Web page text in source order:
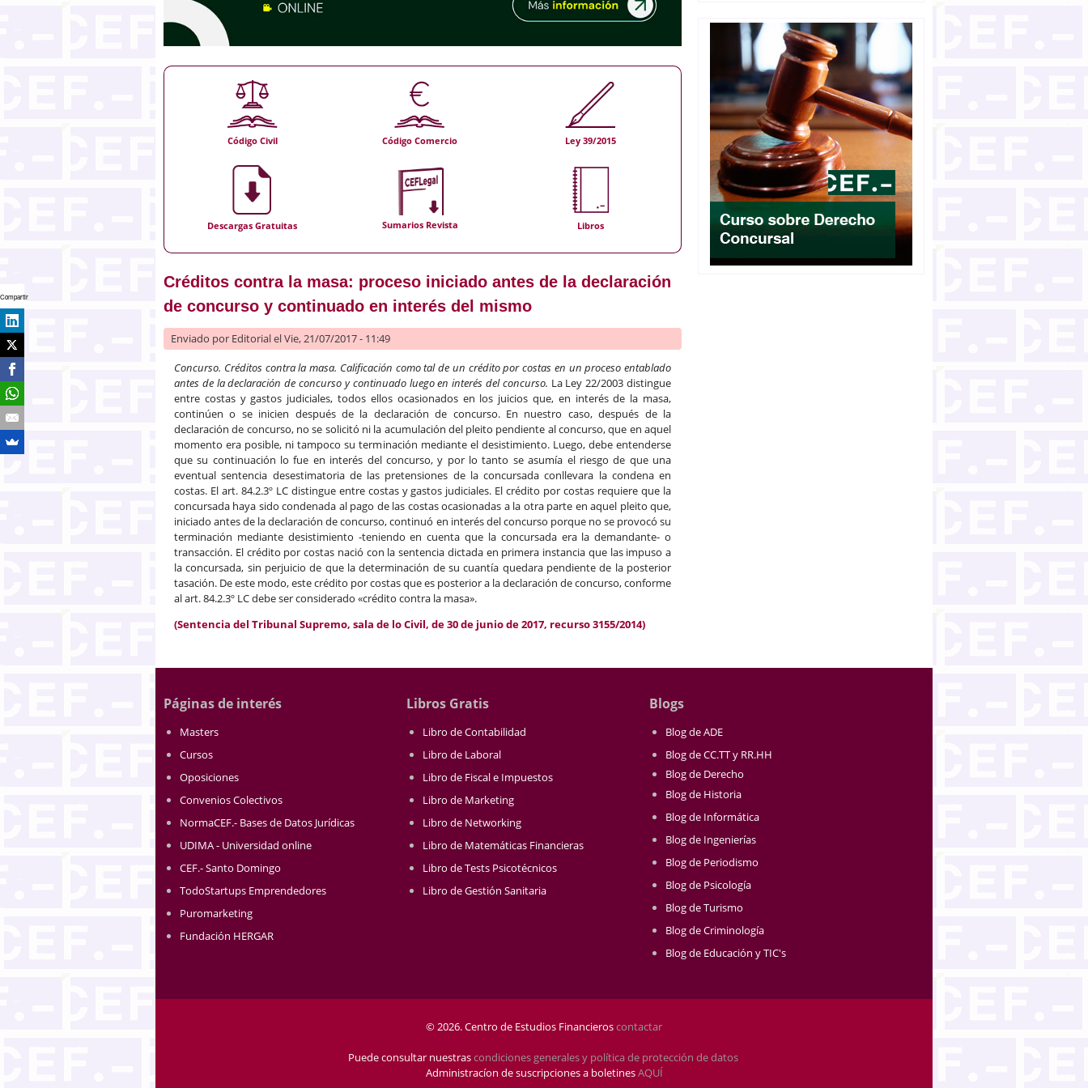
Código Civil Código Comercio Ley 39/2015
Descargas Gratuitas Sumarios Revista Libros
Créditos contra la masa: proceso iniciado antes de la declaración
de concurso y continuado en interés del mismo
Enviado por Editorialel Vie, 21/07/2017 - 11:49
Concurso. Créditos contra la masa. Calificación como tal de un crédito por costas en un proceso entablado
antes de la declaración de concurso y continuado luego en interés del concurso. La Ley 22/2003 distingue
entre costas y gastos judiciales, todos ellos ocasionados en los juicios que, en interés de la masa,
continúen o se inicien después de la declaración de concurso. En nuestro caso, después de la
declaración de concurso, no se solicitó ni la acumulación del pleito pendiente al concurso, que en aquel
momento era posible, ni tampoco su terminación mediante el desistimiento. Luego, debe entenderse
que su continuación lo fue en interés del concurso, y por lo tanto se asumía el riesgo de que una
eventual sentencia desestimatoria de las pretensiones de la concursada conllevara la condena en
costas. El art. 84.2.3º LC distingue entre costas y gastos judiciales. El crédito por costas requiere que la
concursada haya sido condenada al pago de las costas ocasionadas a la otra parte en aquel pleito que,
iniciado antes de la declaración de concurso, continuó en interés del concurso porque no se provocó su
terminación mediante desistimiento -teniendo en cuenta que la concursada era la demandante- o
transacción. El crédito por costas nació con la sentencia dictada en primera instancia que las impuso a
la concursada, sin perjuicio de que la determinación de su cuantía quedara pendiente de la posterior
tasación. De este modo, este crédito por costas que es posterior a la declaración de concurso, conforme
al art. 84.2.3º LC debe ser considerado «crédito contra la masa».
(Sentencia del Tribunal Supremo, sala de lo Civil, de 30 de junio de 2017, recurso 3155/2014)
Páginas de interés
Masters
Cursos
Oposiciones
Convenios Colectivos
NormaCEF.- Bases de Datos Jurídicas
UDIMA - Universidad online
CEF.- Santo Domingo
TodoStartups Emprendedores
Puromarketing
Fundación HERGAR
Libros Gratis
Libro de Contabilidad
Libro de Laboral
Libro de Fiscal e Impuestos
Libro de Marketing
Libro de Networking
Libro de Matemáticas Financieras
Libro de Tests Psicotécnicos
Libro de Gestión Sanitaria
Blogs
Blog de ADE
Blog de CC.TT y RR.HH
Blog de Derecho
Blog de Historia
Blog de Informática
Blog de Ingenierías
Blog de Periodismo
Blog de Psicología
Blog de Turismo
Blog de Criminología
Blog de Educación y TIC's
© 2026. Centro de Estudios Financieroscontactar
Puede consultar nuestrascondiciones generales y política de protección de datos.
Administracíon de suscripciones a boletinesAQUÍ
Compartir